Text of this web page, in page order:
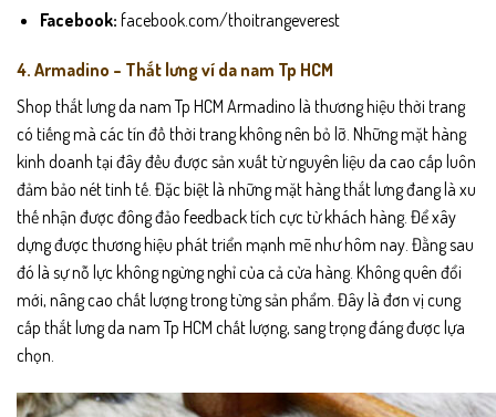
Facebook: facebook.com/thoitrangeverest
4. Armadino – Thắt lưng ví da nam Tp HCM
Shop thắt lưng da nam Tp HCM Armadino là thương hiệu thời trang
có tiếng mà các tín đồ thời trang không nên bỏ lỡ. Những mặt hàng
kinh doanh tại đây đều được sản xuất từ nguyên liệu da cao cấp luôn
đảm bảo nét tinh tế. Đặc biệt là những mặt hàng thắt lưng đang là xu
thế nhận được đông đảo feedback tích cực từ khách hàng. Để xây
dựng được thương hiệu phát triển mạnh mẽ như hôm nay. Đằng sau
đó là sự nỗ lực không ngừng nghỉ của cả cửa hàng. Không quên đổi
mới, nâng cao chất lượng trong từng sản phẩm. Đây là đơn vị cung
cấp thắt lưng da nam Tp HCM chất lượng, sang trọng đáng được lựa
chọn.